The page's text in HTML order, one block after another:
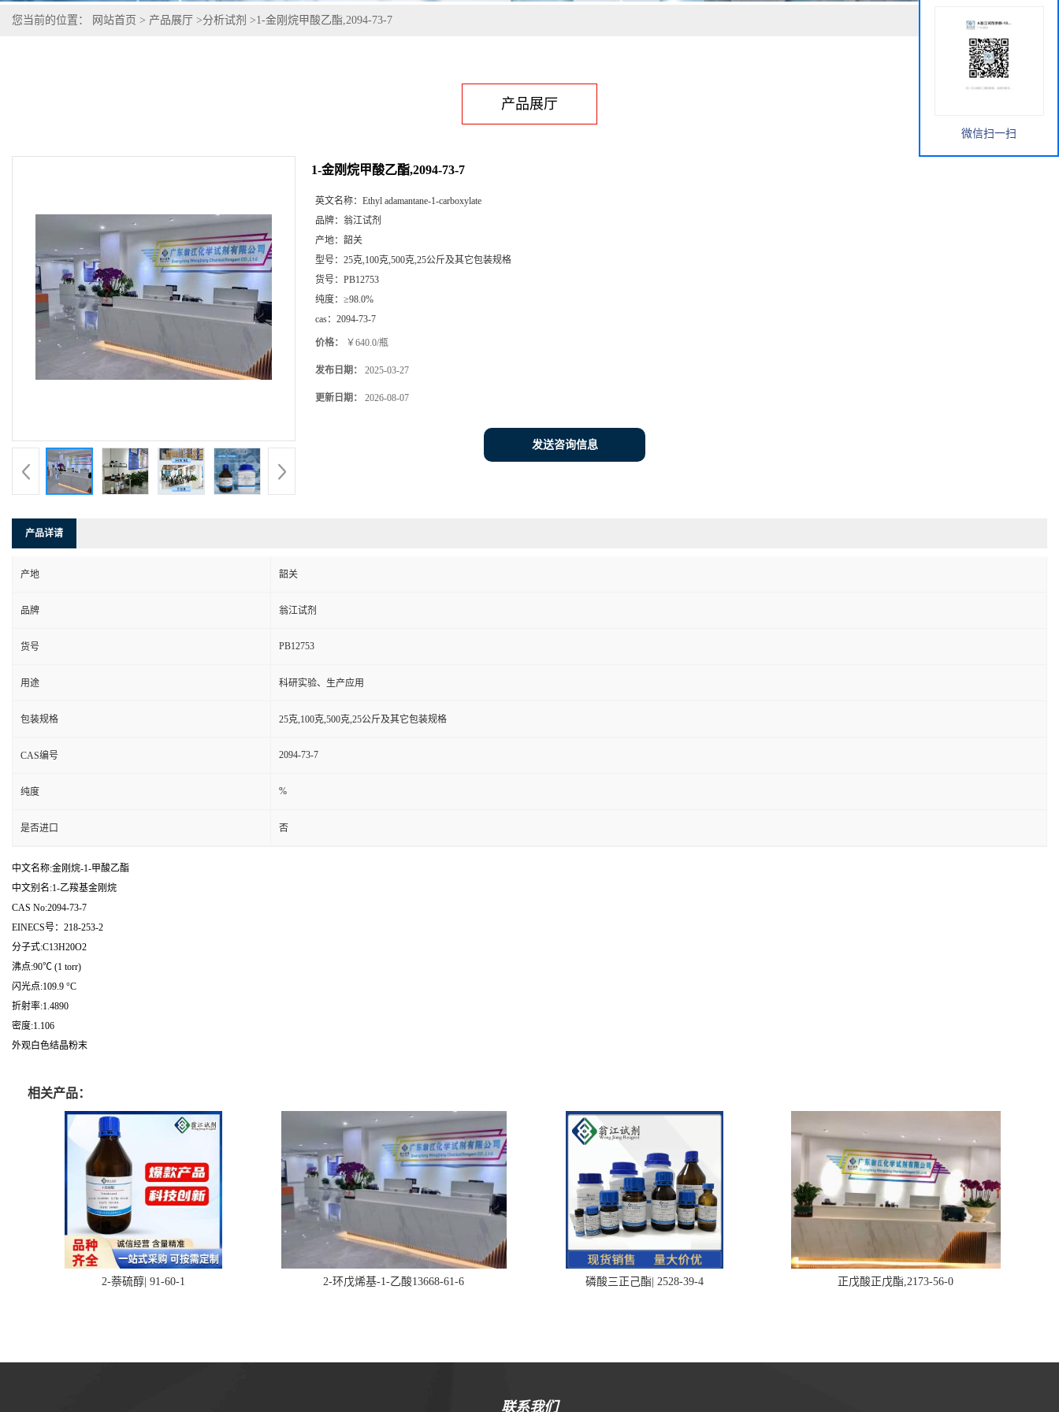
您当前的位置： 网站首页 > 产品展厅 >分析试剂 >1-金刚烷甲酸乙酯,2094-73-7
产品展厅
1-金刚烷甲酸乙酯,2094-73-7
英文名称： Ethyl adamantane-1-carboxylate
品牌： 翁江试剂
产地： 韶关
型号： 25克,100克,500克,25公斤及其它包装规格
货号： PB12753
纯度： ≥98.0%
cas： 2094-73-7
价格： ￥640.0/瓶
发布日期： 2025-03-27
更新日期： 2026-08-07
发送咨询信息
产品详请
产地 韶关
品牌 翁江试剂
货号 PB12753
用途 科研实验、生产应用
包装规格 25克,100克,500克,25公斤及其它包装规格
CAS编号 2094-73-7
纯度 %
是否进口 否
中文名称:金刚烷-1-甲酸乙酯
中文别名:1-乙羧基金刚烷
CAS No:2094-73-7
EINECS号：218-253-2
分子式:C13H20O2
沸点:90℃ (1 torr)
闪光点:109.9 °C
折射率:1.4890
密度:1.106
外观白色结晶粉末
相关产品：
2-萘硫醇| 91-60-1 2-环戊烯基-1-乙酸13668-61-6 磷酸三正己酯| 2528-39-4 正戊酸正戊酯,2173-56-0
微信扫一扫
联系我们